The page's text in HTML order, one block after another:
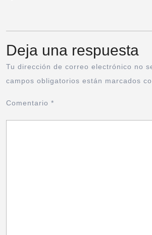
Deja una respuesta
Tu dirección de correo electrónico no
campos obligatorios están marcados
Comentario *